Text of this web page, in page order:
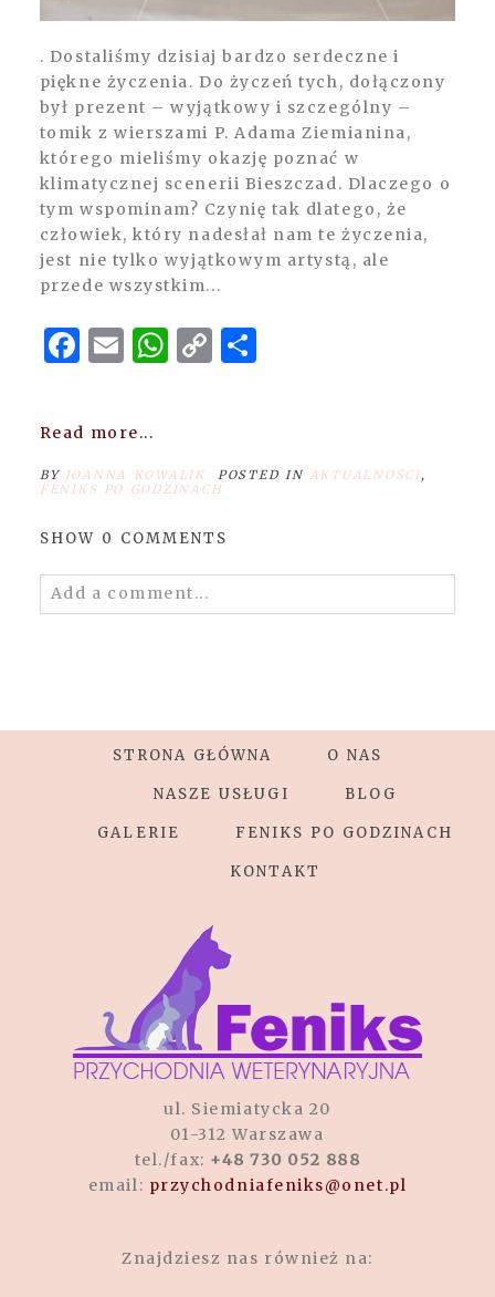
. Dostaliśmy dzisiaj bardzo serdeczne i
piękne życzenia. Do życzeń tych, dołączony
był prezent – wyjątkowy i szczególny –
tomik z wierszami P. Adama Ziemianina,
którego mieliśmy okazję poznać w
klimatycznej scenerii Bieszczad. Dlaczego o
tym wspominam? Czynię tak dlatego, że
człowiek, który nadesłał nam te życzenia,
jest nie tylko wyjątkowym artystą, ale
przede wszystkim...
Facebook
Email
WhatsApp
Copy
Link
Share
Read more...
BY JOANNA KOWALIK POSTED IN AKTUALNOŚCI,
FENIKS PO GODZINACH
SHOW 0 COMMENTS
Add a comment...
STRONA GŁÓWNA O NAS
NASZE USŁUGI BLOG
GALERIE FENIKS PO GODZINACH
KONTAKT
ul. Siemiatycka 20
01-312 Warszawa
tel./fax: +48 730 052 888
email: przychodniafeniks@onet.pl
Znajdziesz nas również na: